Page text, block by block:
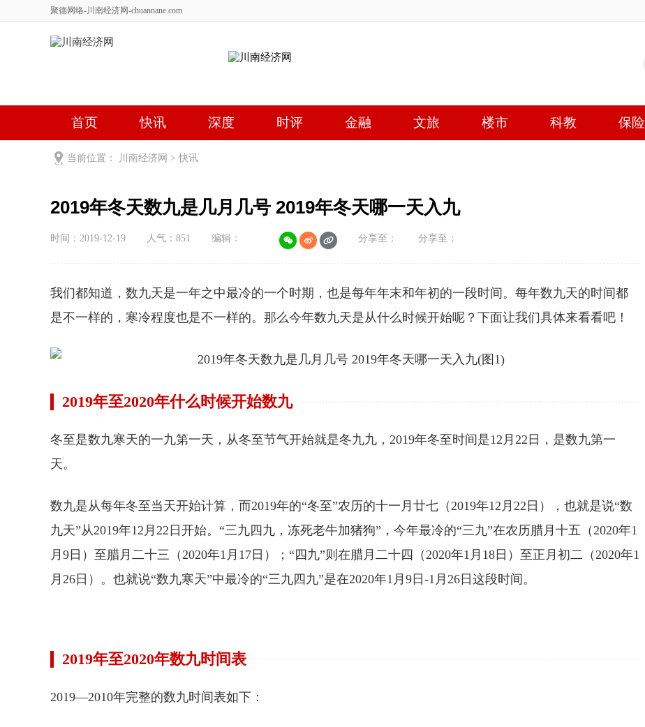
聚德网络-川南经济网-chuannane.com
首页 快讯 深度 时评 金融 文旅 楼市 科教 保险
健康 文艺
当前位置： 川南经济网 >快讯
2019年冬天数九是几月几号 2019年冬天哪一天入九
时间：2019-12-19 人气： 851 编辑： 分享至： 分享至：
我们都知道，数九天是一年之中最冷的一个时期，也是每年年末和年初的一段时间。每年数九天的时间都
是不一样的，寒冷程度也是不一样的。那么今年数九天是从什么时候开始呢？下面让我们具体来看看吧！
2019年至2020年什么时候开始数九
冬至是数九寒天的一九第一天，从冬至节气开始就是冬九九，2019年冬至时间是12月22日，是数九第一
天。
数九是从每年冬至当天开始计算，而2019年的“冬至”农历的十一月廿七（2019年12月22日），也就是说“数
九天”从2019年12月22日开始。“三九四九，冻死老牛加猪狗”，今年最冷的“三九”在农历腊月十五（2020年1
月9日）至腊月二十三（2020年1月17日）；“四九”则在腊月二十四（2020年1月18日）至正月初二（2020年1
月26日）。也就说“数九寒天”中最冷的“三九四九”是在2020年1月9日-1月26日这段时间。
2019年至2020年数九时间表
2019—2010年完整的数九时间表如下：